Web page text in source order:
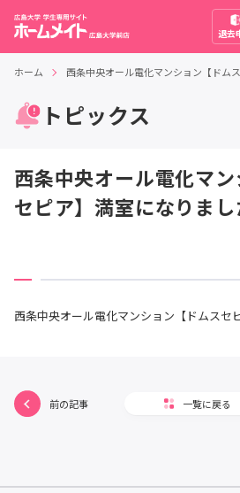
退去
ホーム 西条中央オール電化マンション【ドム
トピックス
西条中央オール電化マ
セピア】満室になりまし
西条中央オール電化マンション【ドムスセ
前の記事 一覧に戻る